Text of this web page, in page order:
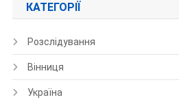
КАТЕГОРІЇ
Розслідування
Вінниця
Україна